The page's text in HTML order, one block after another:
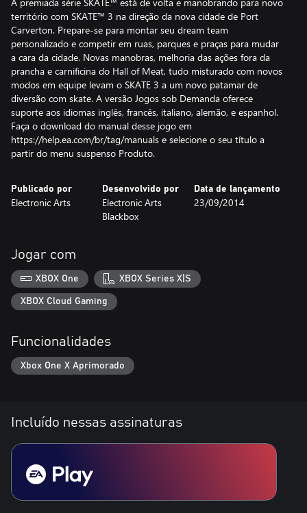
território com SKATE™ 3 na direção da nova cidade de Port
Carverton. Prepare-se para montar seu dream team
personalizado e competir em ruas, parques e praças para mudar
a cara da cidade. Novas manobras, melhoria das ações fora da
prancha e carnificina do Hall of Meat, tudo misturado com novos
modos em equipe levam o SKATE 3 a um novo patamar de
diversão com skate. A versão Jogos sob Demanda oferece
suporte aos idiomas inglês, francês, italiano, alemão, e espanhol.
Faça o download do manual desse jogo em
https://help.ea.com/br/tag/manuals e selecione o seu título a
partir do menu suspenso Produto.
Publicado por
Electronic Arts
Desenvolvido por
Electronic Arts
Blackbox
Data de lançamento
23/09/2014
Jogar com
XBOX One XBOX Series X|S
XBOX Cloud Gaming
Funcionalidades
Xbox One X Aprimorado
Incluído nessas assinaturas